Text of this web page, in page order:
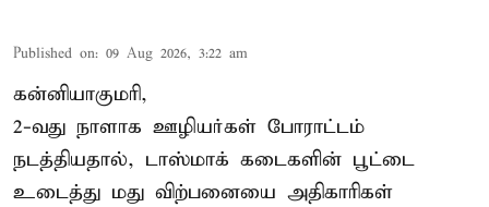
Published on: 09 Aug 2026, 3:22 am
கன்னியாகுமரி,
2-வது நாளாக ஊழியர்கள் போராட்டம்
நடத்தியதால், டாஸ்மாக் கடைகளின் பூட்டை
உடைத்து மது விற்பனையை அதிகாரிகள்